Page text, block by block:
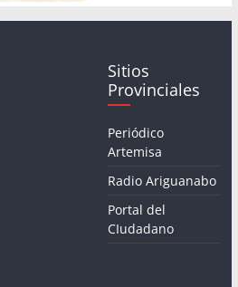
Sitios
Provinciales
Periódico
Artemisa
Radio Ariguanabo
Portal del
CIudadano